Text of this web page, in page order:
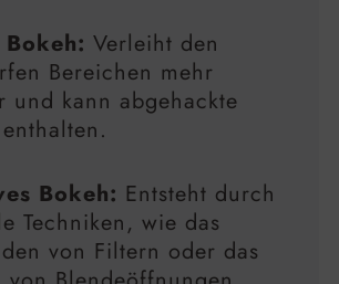
Verleiht den
Bereichen mehr
und kann abgehackte
Bokeh: Entsteht durch
Techniken, wie das
von Filtern oder das